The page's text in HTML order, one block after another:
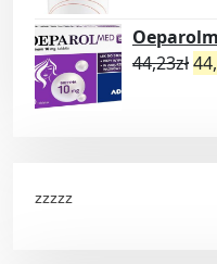
44,23zł
zzzzz